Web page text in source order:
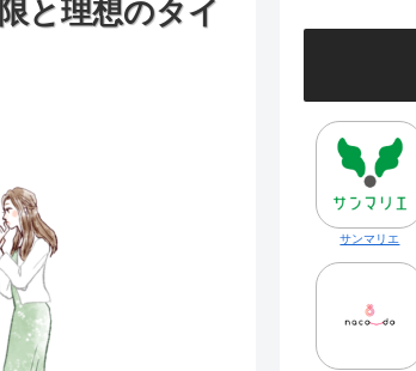
と理想のタイ
サンマリエ